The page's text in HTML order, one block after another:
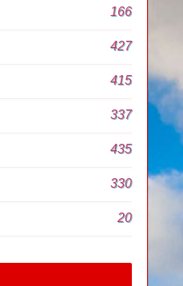
166
427
415
337
435
330
20